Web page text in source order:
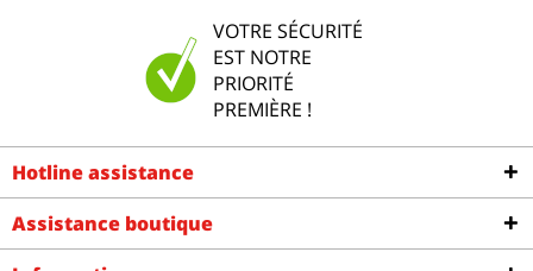
VOTRE SÉCURITÉ
EST NOTRE
PRIORITÉ
PREMIÈRE !
Hotline assistance
Assistance boutique